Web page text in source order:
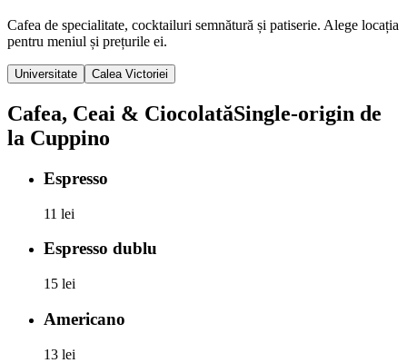
Cafea de specialitate, cocktailuri semnătură și patiserie. Alege locația
pentru meniul și prețurile ei.
Universitate Calea Victoriei
Cafea, Ceai & CiocolatăSingle-origin de
la Cuppino
Espresso
11 lei
Espresso dublu
15 lei
Americano
13 lei